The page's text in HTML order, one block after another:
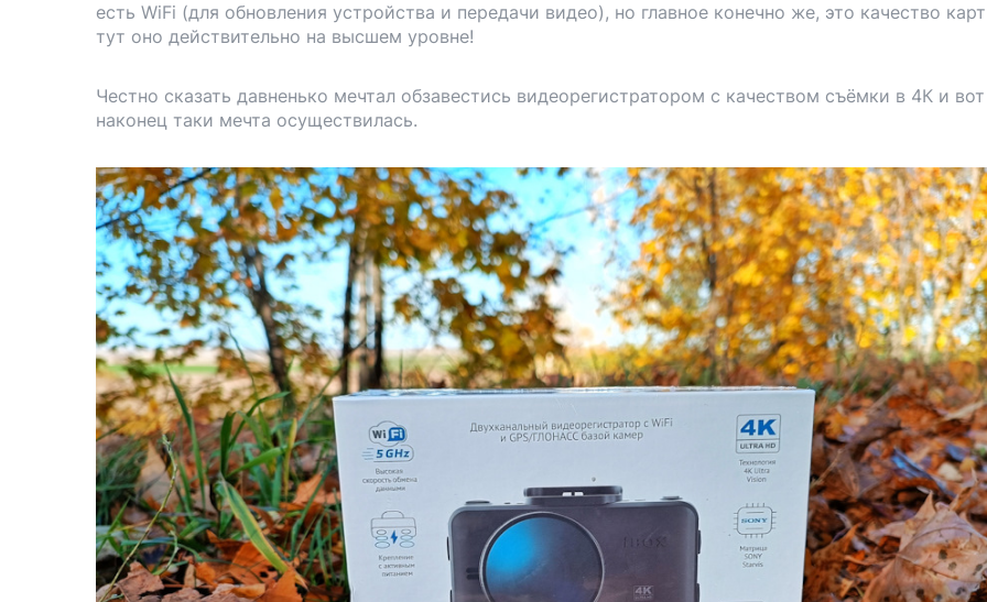
есть WiFi (для обновления устройства и передачи видео), но главное конечно же, это качество
тут оно действительно на высшем уровне!
Честно сказать давненько мечтал обзавестись видеорегистратором с качеством съёмки в 4К и вот
наконец таки мечта осуществилась.